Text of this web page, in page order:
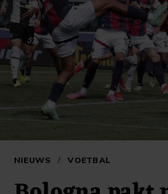
NIEUWS / VOETBAL